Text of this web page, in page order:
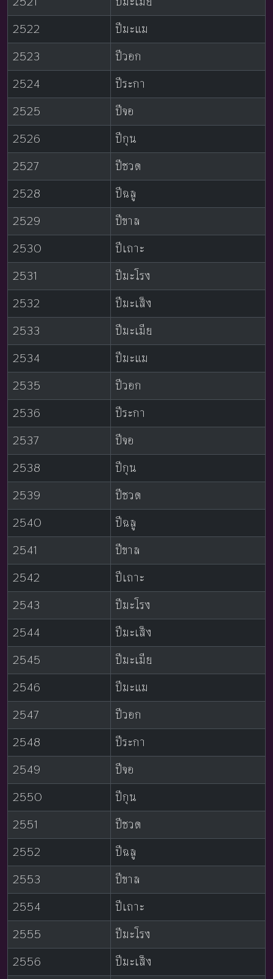
2522
ปีมะแม
2523
ปีวอก
2524
ปีระกา
2525
ปีจอ
2526
ปีกุน
2527
ปีชวด
2528
ปีฉลู
2529
ปีขาล
2530
ปีเถาะ
2531
ปีมะโรง
2532
ปีมะเส็ง
2533
ปีมะเมีย
2534
ปีมะแม
2535
ปีวอก
2536
ปีระกา
2537
ปีจอ
2538
ปีกุน
2539
ปีชวด
2540
ปีฉลู
2541
ปีขาล
2542
ปีเถาะ
2543
ปีมะโรง
2544
ปีมะเส็ง
2545
ปีมะเมีย
2546
ปีมะแม
2547
ปีวอก
2548
ปีระกา
2549
ปีจอ
2550
ปีกุน
2551
ปีชวด
2552
ปีฉลู
2553
ปีขาล
2554
ปีเถาะ
2555
ปีมะโรง
2556
ปีมะเส็ง